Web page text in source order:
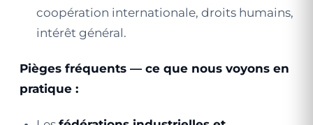
coopération internationale, droits humains,
intérêt général.
Pièges fréquents — ce que nous voyons en
pratique :